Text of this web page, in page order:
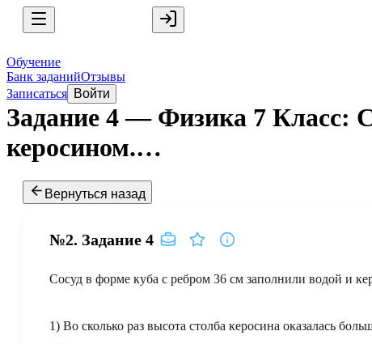
Обучение
Банк заданийОтзывы
Записаться Войти
Задание 4 — Физика 7 Класс:
керосином.…
Вернуться назад
№2. Задание 4
Сосуд в форме куба с ребром 36 см заполнили водой и
1) Во сколько раз высота столба керосина оказалась